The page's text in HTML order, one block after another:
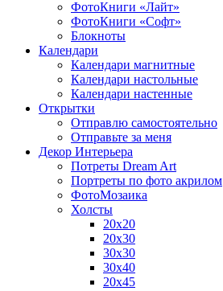
ФотоКниги «Лайт»
ФотоКниги «Софт»
Блокноты
Календари
Календари магнитные
Календари настольные
Календари настенные
Открытки
Отправлю самостоятельно
Отправьте за меня
Декор Интерьера
Потреты Dream Art
Портреты по фото акрилом
ФотоМозаика
Холсты
20х20
20х30
30х30
30х40
20х45